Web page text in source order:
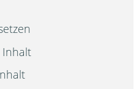
Inhalt